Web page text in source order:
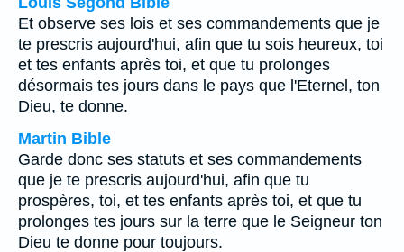
Et observe ses lois et ses commandements que je
te prescris aujourd'hui, afin que tu sois heureux, toi
et tes enfants après toi, et que tu prolonges
désormais tes jours dans le pays que l'Eternel, ton
Dieu, te donne.
Martin Bible
Garde donc ses statuts et ses commandements
que je te prescris aujourd'hui, afin que tu
prospères, toi, et tes enfants après toi, et que tu
prolonges tes jours sur la terre que le Seigneur ton
Dieu te donne pour toujours.